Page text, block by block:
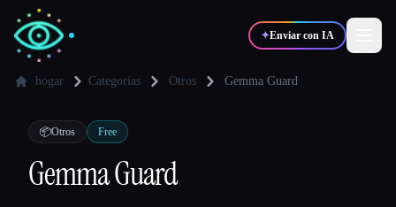
✦Enviar con IA
✍️Escritores
💻
hogar Categorías Otros Gemma Guard
📦Otros Free
Gemma Guard